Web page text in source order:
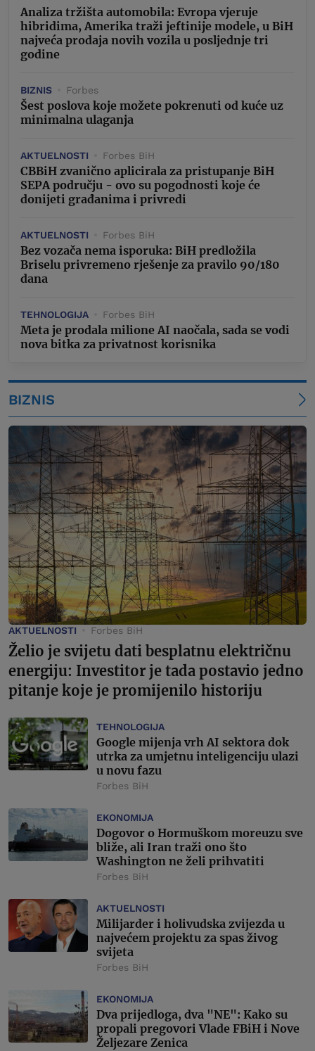
Analiza tržišta automobila: Evropa vjeruje
hibridima, Amerika traži jeftinije modele, u BiH
najveća prodaja novih vozila u posljednje tri
godine
BIZNIS Forbes
Šest poslova koje možete pokrenuti od kuće uz
minimalna ulaganja
AKTUELNOSTI Forbes BiH
CBBiH zvanično aplicirala za pristupanje BiH
SEPA području - ovo su pogodnosti koje će
donijeti građanima i privredi
AKTUELNOSTI Forbes BiH
Bez vozača nema isporuka: BiH predložila
Briselu privremeno rješenje za pravilo 90/180
dana
TEHNOLOGIJA Forbes BiH
Meta je prodala milione AI naočala, sada se vodi
nova bitka za privatnost korisnika
BIZNIS
AKTUELNOSTI Forbes BiH
Želio je svijetu dati besplatnu električnu
energiju: Investitor je tada postavio jedno
pitanje koje je promijenilo historiju
TEHNOLOGIJA
Google mijenja vrh AI sektora dok
utrka za umjetnu inteligenciju ulazi
u novu fazu
Forbes BiH
EKONOMIJA
Dogovor o Hormuškom moreuzu sve
bliže, ali Iran traži ono što
Washington ne želi prihvatiti
Forbes BiH
AKTUELNOSTI
Milijarder i holivudska zvijezda u
najvećem projektu za spas živog
svijeta
Forbes BiH
EKONOMIJA
Dva prijedloga, dva "NE": Kako su
propali pregovori Vlade FBiH i Nove
Željezare Zenica